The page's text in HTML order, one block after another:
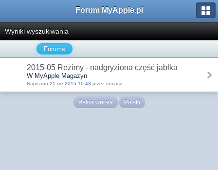
Forum MyApple.pl
Wyniki wyszukiwania
Forums
2015-05 Reżimy - nadgryziona część jabłka
W MyApple Magazyn
Napisano 21 sie 2015 10:43 przez tomasz
Pełna wersja Polski